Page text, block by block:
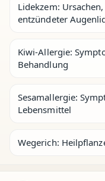
Lidekzem:
entzündeter
Kiwi-Allergie:
Behandlung
Sesamallergie:
Lebensmittel
Wegerich: